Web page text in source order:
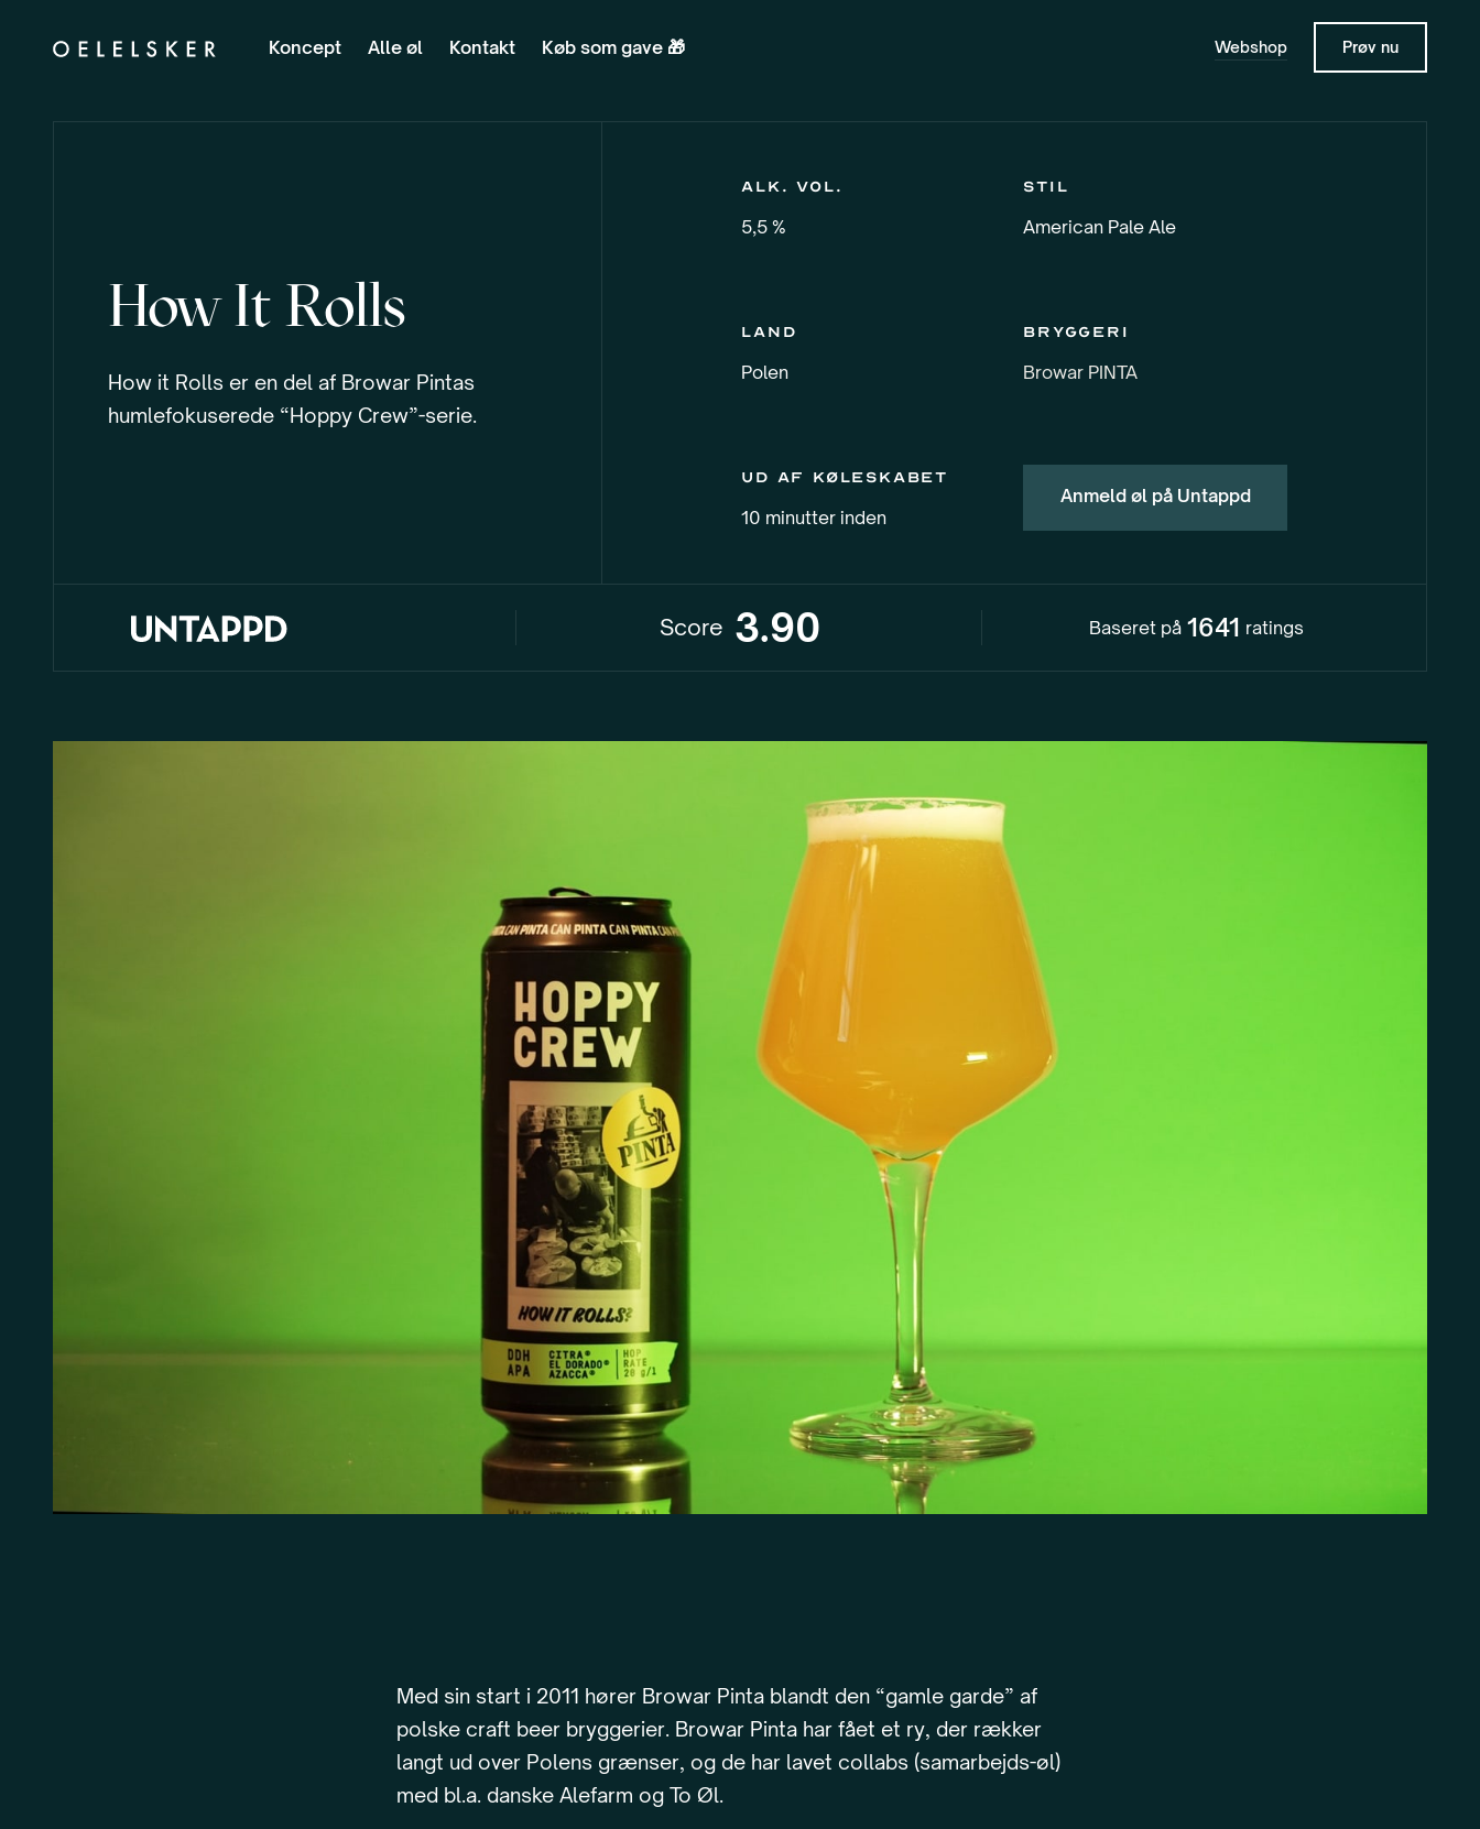
Koncept Alle øl Kontakt Køb som gave 🎁 Webshop Prøv nu
How It Rolls
How it Rolls er en del af Browar Pintas
humlefokuserede “Hoppy Crew”-serie.
Alk. vol.
5,5 %
Stil
American Pale Ale
Land
Polen
Bryggeri
Browar PINTA
Ud af køleskabet
10 minutter inden
Anmeld øl på Untappd
Score 3.90 Baseret på 1641 ratings
Med sin start i 2011 hører Browar Pinta blandt den “gamle garde” af
polske craft beer bryggerier. Browar Pinta har fået et ry, der rækker
langt ud over Polens grænser, og de har lavet collabs (samarbejds-øl)
med bl.a. danske Alefarm og To Øl.